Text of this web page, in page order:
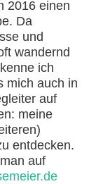
2016 einen
Da
und
wandernd
ich
mich auch in
auf
meine
entdecken.
auf